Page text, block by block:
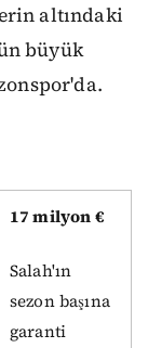
altındaki
büyük
17 milyon €
Salah'ın
sezon başına
garanti